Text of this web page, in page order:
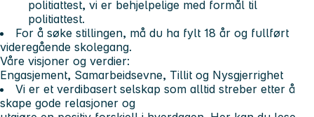
politiattest, vi er behjelpelige med formål til
politiattest.
For å søke stillingen, må du ha fylt 18 år og fullført
videregående skolegang.
Våre visjoner og verdier:
Engasjement, Samarbeidsevne, Tillit og Nysgjerrighet
Vi er et verdibasert selskap som alltid streber etter å
skape gode relasjoner og